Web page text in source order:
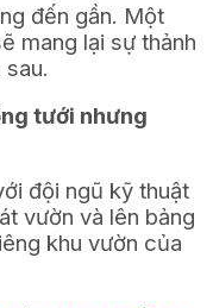
đến gần. Một
mang lại sự thảnh
tưới nhưng
đội ngũ kỹ thuật
vườn và lên bảng
khu vườn của